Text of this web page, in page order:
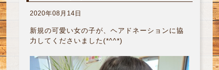
2020年08月14日
新規の可愛い女の子が、ヘアドネーションに協
力してくださいました(*^^*)